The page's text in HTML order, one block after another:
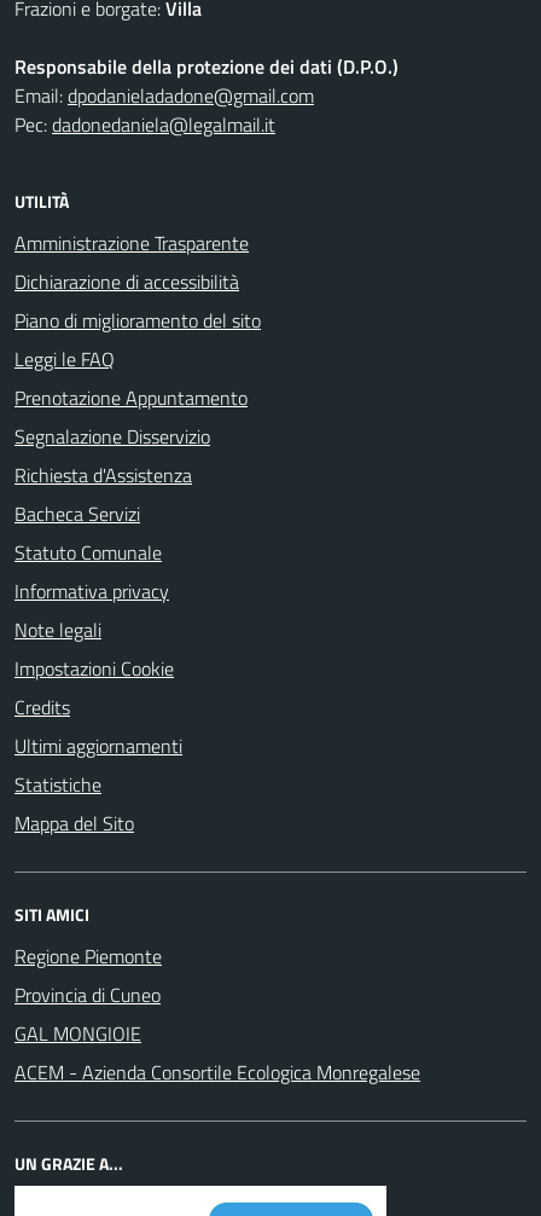
Frazioni e borgate:Villa
Responsabile della protezione dei dati (D.P.O.)
Email:dpodanieladadone@gmail.com
Pec:dadonedaniela@legalmail.it
UTILITÀ
Amministrazione Trasparente
Dichiarazione di accessibilità
Piano di miglioramento del sito
Leggi le FAQ
Prenotazione Appuntamento
Segnalazione Disservizio
Richiesta d'Assistenza
Bacheca Servizi
Statuto Comunale
Informativa privacy
Note legali
Impostazioni Cookie
Credits
Ultimi aggiornamenti
Statistiche
Mappa del Sito
SITI AMICI
Regione Piemonte
Provincia di Cuneo
GAL MONGIOIE
ACEM - Azienda Consortile Ecologica Monregalese
UN GRAZIE A...